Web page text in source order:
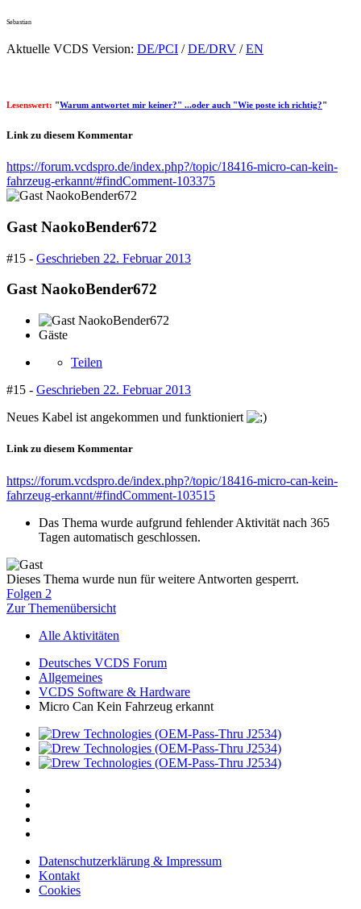
Sebastian
Aktuelle VCDS Version: DE/PCI /DE/DRV /EN
Lesenswert: "Warum antwortet mir keiner?" ...oder auch "Wie poste ich richtig?"
Link zu diesem Kommentar
https://forum.vcdspro.de/index.php?/topic/18416-micro-can-kein-
fahrzeug-erkannt/#findComment-103375
Gast NaokoBender672
#15 - Geschrieben 22. Februar 2013
Gast NaokoBender672
Gäste
Teilen
#15 - Geschrieben 22. Februar 2013
Neues Kabel ist angekommen und funktioniert
Link zu diesem Kommentar
https://forum.vcdspro.de/index.php?/topic/18416-micro-can-kein-
fahrzeug-erkannt/#findComment-103515
Das Thema wurde aufgrund fehlender Aktivität nach 365
Tagen automatisch geschlossen.
Dieses Thema wurde nun für weitere Antworten gesperrt.
Folgen 2
Zur Themenübersicht
Alle Aktivitäten
Deutsches VCDS Forum
Allgemeines
VCDS Software & Hardware
Micro Can Kein Fahrzeug erkannt
Datenschutzerklärung & Impressum
Kontakt
Cookies